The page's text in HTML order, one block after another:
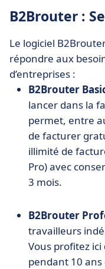
B2Brouter :
Le logiciel
répondre aux
d’entreprises :
B2Brouter
lancer dans la
permet, entre
de facturer
illimité de
Pro) avec
3 mois.
B2Brouter
travailleurs
Vous profitez
pendant 10 ans